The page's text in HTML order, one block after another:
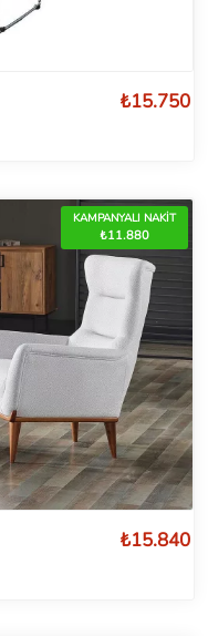
₺15.750
KAMPANYALI NAKİT
₺11.880
₺15.840